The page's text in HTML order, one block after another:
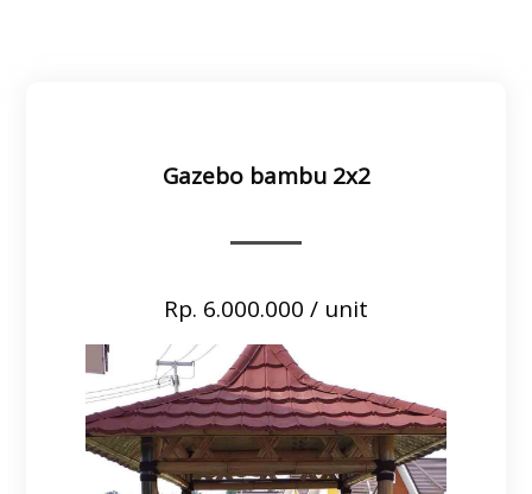
Gazebo bambu 2x2
Rp. 6.000.000 / unit